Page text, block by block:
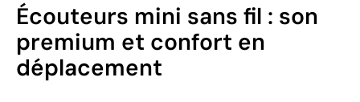
Écouteurs mini sans fil : son
premium et confort en
déplacement